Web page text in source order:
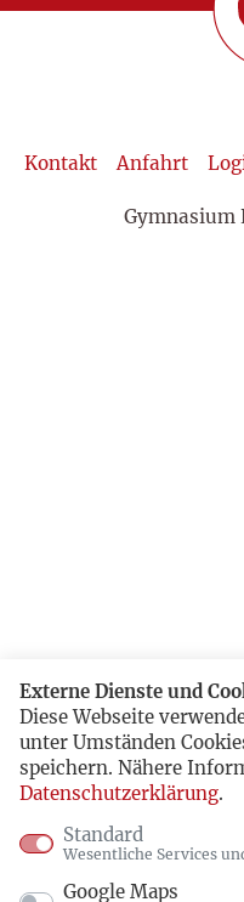
Kontakt Anfahrt
Gymnasium
Externe Dienste und
Diese Webseite
unter Umständen
speichern. Nähere
Datenschutzerklärung.
Standard
Wesentliche Services
Google Maps